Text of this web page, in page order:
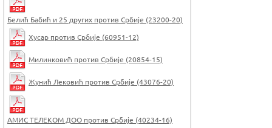
Белић Бабић и 25 других против Србије (23200-20)
Хусар против Србије (60951-12)
Милинковић против Србије (20854-15)
Жунић Лековић против Србије (43076-20)
АМИС ТЕЛЕКОМ ДОО против Србије (40234-16)